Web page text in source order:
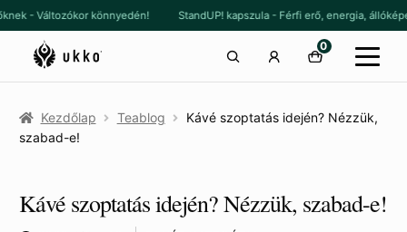
Ugrás
a
navigációhoz
Kilépés
a
tartalomba
- Változókor könnyedén! StandUP! kapszula - Férfi erő, energia,
0
Kezdőlap Teablog
Kávé szoptatás idején? Nézzük,
szabad-e!
Kávé szoptatás idején? Nézzük, szabad-e!